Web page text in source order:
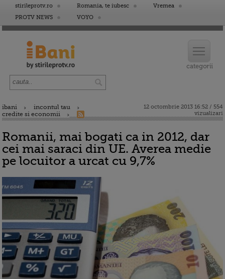
stirileprotv.ro Romania, te iubesc
Vremea
PROTV NEWS
VOYO
ibani
incontul tau
credite si economii
12 octombrie 2013 16:52 / 554
vizualizari
Romanii, mai bogati ca in 2012, dar
cei mai saraci din UE. Averea medie
pe locuitor a urcat cu 9,7%